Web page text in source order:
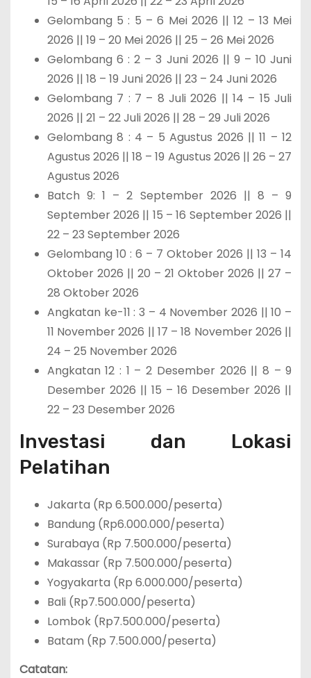
Gelombang 5 : 5 – 6 Mei 2026 || 12 – 13 Mei
2026 || 19 – 20 Mei 2026 || 25 – 26 Mei 2026
Gelombang 6 : 2 – 3 Juni 2026 || 9 – 10 Juni
2026 || 18 – 19 Juni 2026 || 23 – 24 Juni 2026
Gelombang 7 : 7 – 8 Juli 2026 || 14 – 15 Juli
2026 || 21 – 22 Juli 2026 || 28 – 29 Juli 2026
Gelombang 8 : 4 – 5 Agustus 2026 || 11 – 12
Agustus 2026 || 18 – 19 Agustus 2026 || 26 – 27
Agustus 2026
Batch 9: 1 – 2 September 2026 || 8 – 9
September 2026 || 15 – 16 September 2026 ||
22 – 23 September 2026
Gelombang 10 : 6 – 7 Oktober 2026 || 13 – 14
Oktober 2026 || 20 – 21 Oktober 2026 || 27 –
28 Oktober 2026
Angkatan ke-11 : 3 – 4 November 2026 || 10 –
11 November 2026 || 17 – 18 November 2026 ||
24 – 25 November 2026
Angkatan 12 : 1 – 2 Desember 2026 || 8 – 9
Desember 2026 || 15 – 16 Desember 2026 ||
22 – 23 Desember 2026
Investasi dan Lokasi
Pelatihan
Jakarta (Rp 6.500.000/peserta)
Bandung (Rp6.000.000/peserta)
Surabaya (Rp 7.500.000/peserta)
Makassar (Rp 7.500.000/peserta)
Yogyakarta (Rp 6.000.000/peserta)
Bali (Rp7.500.000/peserta)
Lombok (Rp7.500.000/peserta)
Batam (Rp 7.500.000/peserta)
Catatan: